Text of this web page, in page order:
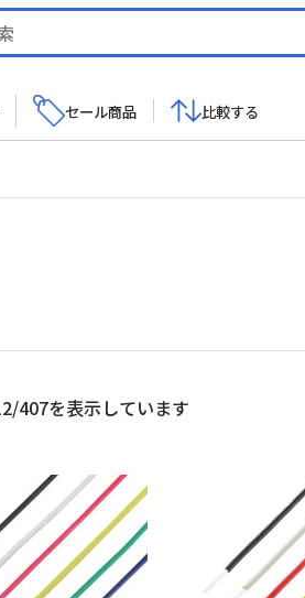
セール商品 比較する
407を表示しています新